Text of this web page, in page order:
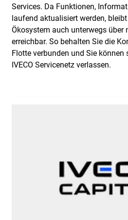
Services. Da Funktionen,
laufend aktualisiert werden,
Ökosystem auch unterwegs über
erreichbar. So behalten Sie die
Flotte verbunden und Sie
IVECO Servicenetz verlassen.